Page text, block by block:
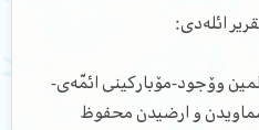
ائله‌دی:
وۆجود-مۆبارکینی ائمّه‌ی-
و ارضیدن محفوظ